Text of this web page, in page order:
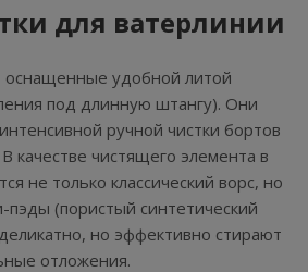
для ватерлинии
оснащенные удобной литой
под длинную штангу). Они
ручной чистки бортов
качестве чистящего элемента в
не только классический ворс, но
пэды (пористый синтетический
но эффективно стирают
отложения.